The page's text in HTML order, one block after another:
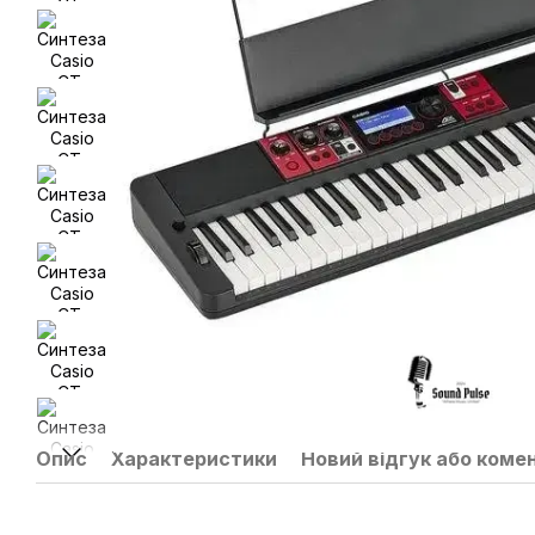
Опис Характеристики Новий відгук або